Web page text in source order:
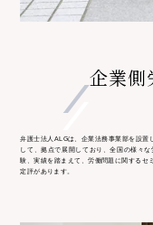
企業側
弁護士法人ALGは、企業法務事業部を設置
して、拠点で展開しており、全国の様々
験、実績を踏まえて、労働問題に関するセ
定評があります。